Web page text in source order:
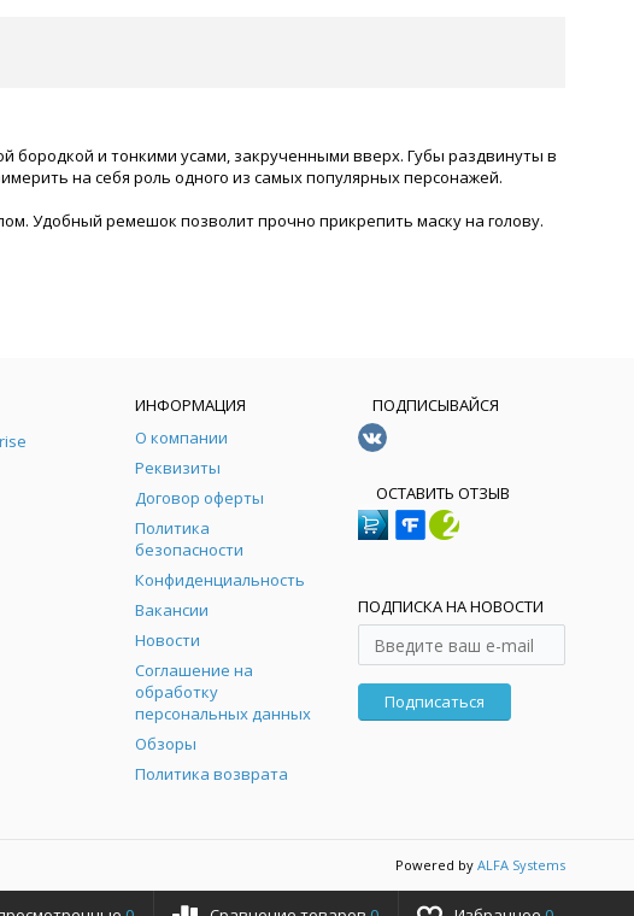
бородкой и тонкими усами, закрученными вверх. Губы раздвинуты в
на себя роль одного из самых популярных персонажей.
Удобный ремешок позволит прочно прикрепить маску на голову.
ИНФОРМАЦИЯ
О компании
Реквизиты
Договор оферты
Политика
безопасности
Конфиденциальность
Вакансии
Новости
Соглашение на
обработку
персональных данных
Обзоры
Политика возврата
ПОДПИСЫВАЙСЯ
ОСТАВИТЬ ОТЗЫВ
ПОДПИСКА НА НОВОСТИ
Подписаться
Powered by ALFA Systems